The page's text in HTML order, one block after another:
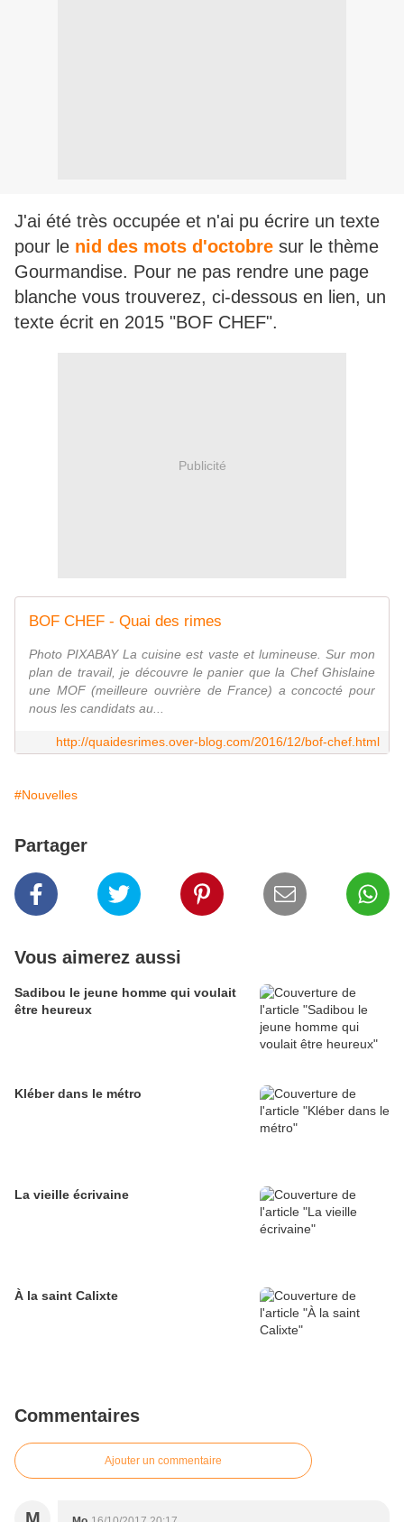
J'ai été très occupée et n'ai pu écrire un texte
pour le nid des mots d'octobre sur le thème
Gourmandise. Pour ne pas rendre une page
blanche vous trouverez, ci-dessous en lien, un
texte écrit en 2015 "BOF CHEF".
Publicité
BOF CHEF - Quai des rimes
Photo PIXABAY La cuisine est vaste et lumineuse. Sur mon
plan de travail, je découvre le panier que la Chef Ghislaine
une MOF (meilleure ouvrière de France) a concocté pour
nous les candidats au...
http://quaidesrimes.over-blog.com/2016/12/bof-chef.html
#Nouvelles
Partager
Vous aimerez aussi
Sadibou le jeune homme qui voulait
être heureux
Kléber dans le métro
La vieille écrivaine
À la saint Calixte
Commentaires
Ajouter un commentaire